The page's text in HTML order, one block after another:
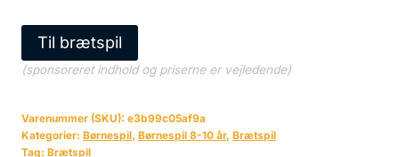
Til brætspil
(sponsoreret indhold og priserne er vejledende)
Varenummer (SKU): e3b99c05af9a
Kategorier: Børnespil, Børnespil 8-10 år, Brætspil
Tag: Brætspil